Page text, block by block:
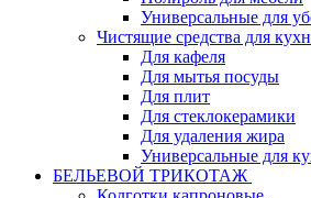
Универсальные для
Чистящие средства для
Для кафеля
Для мытья посуды
Для плит
Для стеклокерамики
Для удаления жира
Универсальные для
БЕЛЬЕВОЙ ТРИКОТАЖ